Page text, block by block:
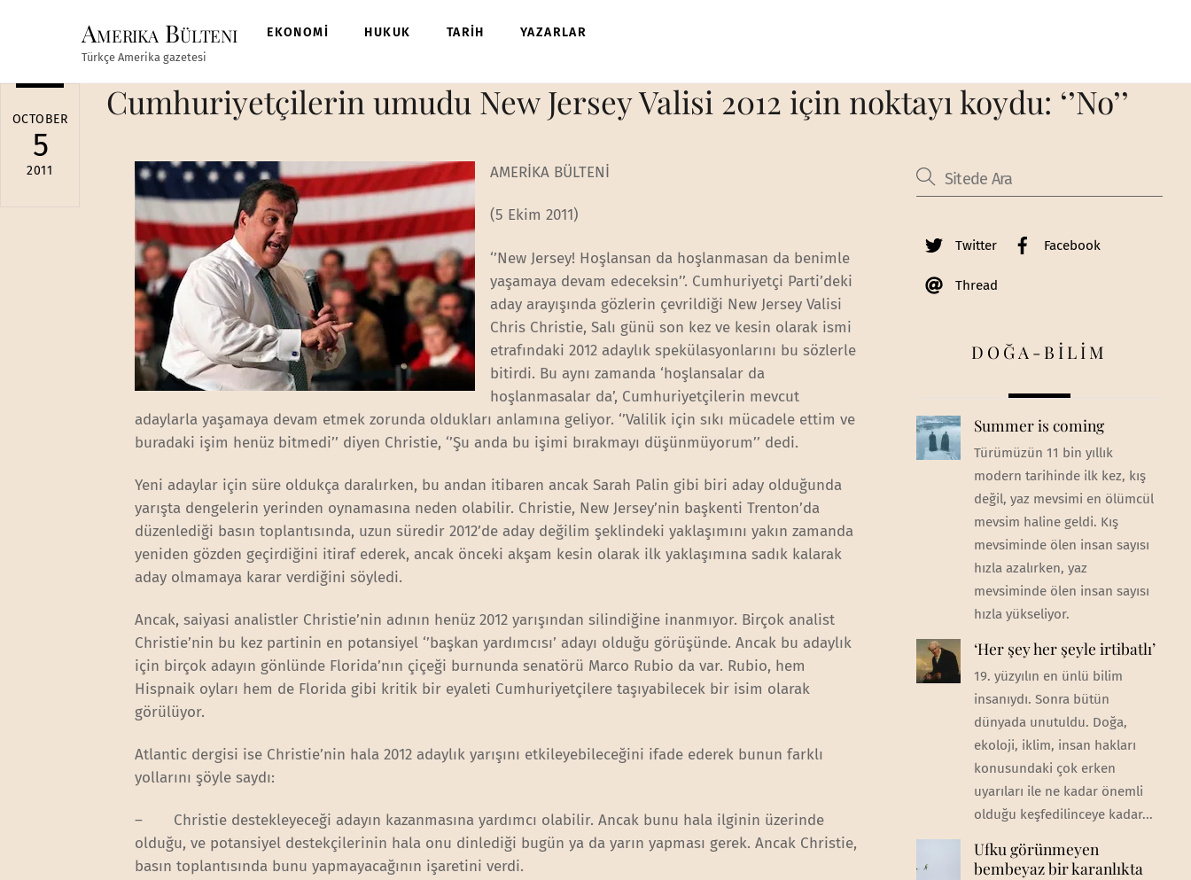
Amerika Bülteni
Türkçe Amerika gazetesi
EKONOMİ HUKUK TARİH YAZARLAR
OCTOBER
5
2011
Cumhuriyetçilerin umudu New Jersey Valisi 2012 için noktayı koydu: ‘’No’’
AMERİKA BÜLTENİ
(5 Ekim 2011)
‘’New Jersey! Hoşlansan da hoşlanmasan da benimle
yaşamaya devam edeceksin’’. Cumhuriyetçi Parti’deki
aday arayışında gözlerin çevrildiği New Jersey Valisi
Chris Christie, Salı günü son kez ve kesin olarak ismi
etrafındaki 2012 adaylık spekülasyonlarını bu sözlerle
bitirdi. Bu aynı zamanda ‘hoşlansalar da
hoşlanmasalar da’, Cumhuriyetçilerin mevcut
adaylarla yaşamaya devam etmek zorunda oldukları anlamına geliyor. ‘’Valilik için sıkı mücadele ettim ve
buradaki işim henüz bitmedi’’ diyen Christie, ‘’Şu anda bu işimi bırakmayı düşünmüyorum’’ dedi.
Yeni adaylar için süre oldukça daralırken, bu andan itibaren ancak Sarah Palin gibi biri aday olduğunda
yarışta dengelerin yerinden oynamasına neden olabilir. Christie, New Jersey’nin başkenti Trenton’da
düzenlediği basın toplantısında, uzun süredir 2012’de aday değilim şeklindeki yaklaşımını yakın zamanda
yeniden gözden geçirdiğini itiraf ederek, ancak önceki akşam kesin olarak ilk yaklaşımına sadık kalarak
aday olmamaya karar verdiğini söyledi.
Ancak, saiyasi analistler Christie’nin adının henüz 2012 yarışından silindiğine inanmıyor. Birçok analist
Christie’nin bu kez partinin en potansiyel ‘’başkan yardımcısı’ adayı olduğu görüşünde. Ancak bu adaylık
için birçok adayın gönlünde Florida’nın çiçeği burnunda senatörü Marco Rubio da var. Rubio, hem
Hispnaik oyları hem de Florida gibi kritik bir eyaleti Cumhuriyetçilere taşıyabilecek bir isim olarak
görülüyor.
Atlantic dergisi ise Christie’nin hala 2012 adaylık yarışını etkileyebileceğini ifade ederek bunun farklı
yollarını şöyle saydı:
– Christie destekleyeceği adayın kazanmasına yardımcı olabilir. Ancak bunu hala ilginin üzerinde
olduğu, ve potansiyel destekçilerinin hala onu dinlediği bugün ya da yarın yapması gerek. Ancak Christie,
basın toplantısında bunu yapmayacağının işaretini verdi.
Twitter Facebook
Thread
DOĞA-BİLİM
Summer is coming
Türümüzün 11 bin yıllık
modern tarihinde ilk kez, kış
değil, yaz mevsimi en ölümcül
mevsim haline geldi. Kış
mevsiminde ölen insan sayısı
hızla azalırken, yaz
mevsiminde ölen insan sayısı
hızla yükseliyor.
‘Her şey her şeyle irtibatlı’
19. yüzyılın en ünlü bilim
insanıydı. Sonra bütün
dünyada unutuldu. Doğa,
ekoloji, iklim, insan hakları
konusundaki çok erken
uyarıları ile ne kadar önemli
olduğu keşfedilinceye kadar...
Ufku görünmeyen
bembeyaz bir karanlıkta